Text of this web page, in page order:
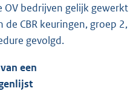
bedrijven gelijk gewerkt
CBR keuringen, groep 2,
gevolgd.
een